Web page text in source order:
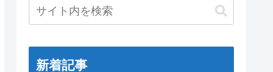
新着記事